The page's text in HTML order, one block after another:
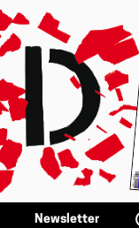
Newsletter